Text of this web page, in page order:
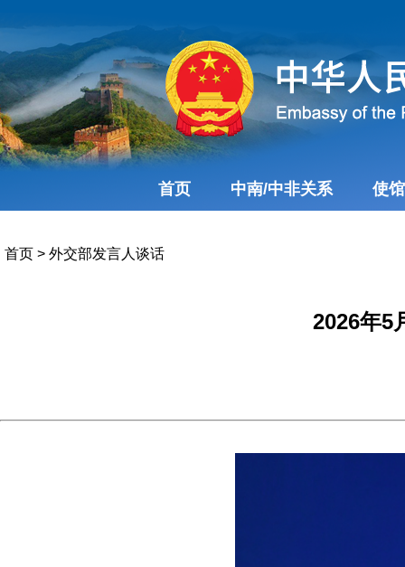
首页 中南/中非关系 使
首页 > 外交部发言人谈话
2026年5